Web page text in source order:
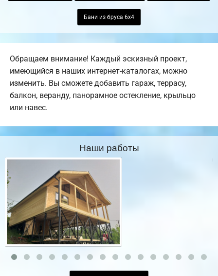
Бани из бруса 6х4
Обращаем внимание! Каждый эскизный проект,
имеющийся в наших интернет-каталогах, можно
изменить. Вы сможете добавить гараж, террасу,
балкон, веранду, панорамное остекление, крыльцо
или навес.
Наши работы